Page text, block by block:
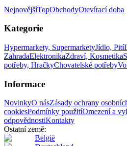
NejnovějšíTopObchodyOtevírací doba
Kategorie
Hypermarkety, SupermarketyJídlo, Pití
ZahradaElektronikaZdraví, Kosmetika
potřeby, HračkyChovatelské potřeby
Informace
NovinkyO násZásady ochrany
cookiesPodmínky použitíOmezení a
odpovědnostiKontakty
Ostatní země:
België